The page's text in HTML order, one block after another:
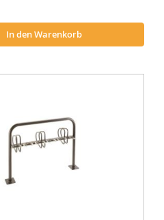
In den Warenkorb